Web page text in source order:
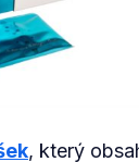
, který